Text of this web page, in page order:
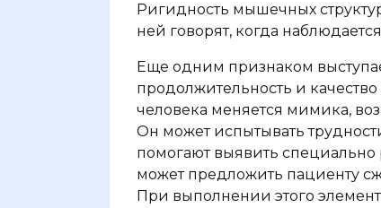
Ригидность мышечных
ней говорят, когда
Еще одним признаком
продолжительность и качество
человека меняется мимика,
Он может испытывать
помогают выявить специально
может предложить пациенту
При выполнении этого